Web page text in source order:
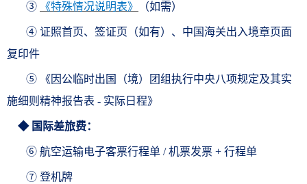
③ 《特殊情况说明表》 （如需）
④ 证照首页、签证页（如有）、中国海关出入境章页面
复印件
⑤ 《因公临时出国（境）团组执行中央八项规定及其实
施细则精神报告表 - 实际日程》
◆ 国际差旅费：
⑥ 航空运输电子客票行程单 / 机票发票 + 行程单
⑦ 登机牌